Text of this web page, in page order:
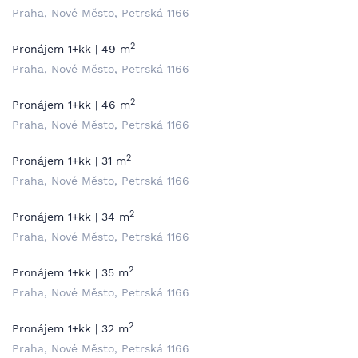
Praha, Nové Město, Petrská 1166
Pronájem 1+kk | 49 m2
Praha, Nové Město, Petrská 1166
Pronájem 1+kk | 46 m2
Praha, Nové Město, Petrská 1166
Pronájem 1+kk | 31 m2
Praha, Nové Město, Petrská 1166
Pronájem 1+kk | 34 m2
Praha, Nové Město, Petrská 1166
Pronájem 1+kk | 35 m2
Praha, Nové Město, Petrská 1166
Pronájem 1+kk | 32 m2
Praha, Nové Město, Petrská 1166